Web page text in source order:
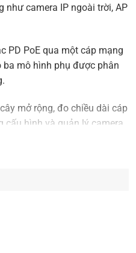
như camera IP ngoài trời, AP
PD PoE qua một cáp mạng
ba mô hình phụ được phân
mở rộng, đo chiều dài cáp
cấu hình và quản lý camera